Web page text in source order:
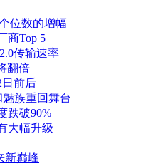
位数的增幅
商Top 5
传输速率
翻倍
日前后
族重回舞台
跌破90%
大幅升级
新巅峰